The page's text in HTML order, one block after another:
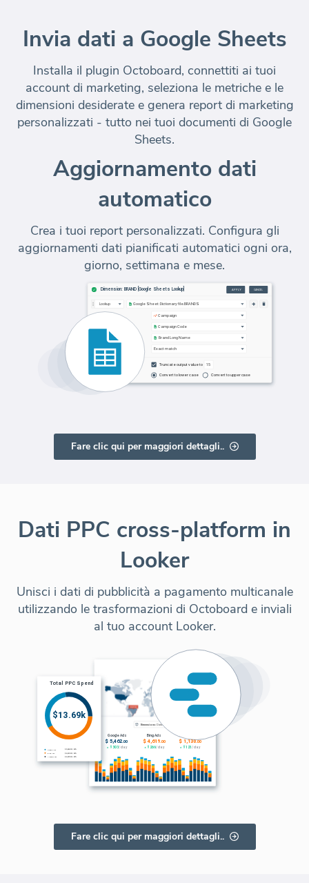
Invia dati a Google Sheets
Installa il plugin Octoboard, connettiti ai tuoi
account di marketing, seleziona le metriche e le
dimensioni desiderate e genera report di marketing
personalizzati - tutto nei tuoi documenti di Google
Sheets.
Aggiornamento dati
automatico
Crea i tuoi report personalizzati. Configura gli
aggiornamenti dati pianificati automatici ogni ora,
giorno, settimana e mese.
Fare clic qui per maggiori dettagli..
Dati PPC cross-platform in
Looker
Unisci i dati di pubblicità a pagamento multicanale
utilizzando le trasformazioni di Octoboard e inviali
al tuo account Looker.
Fare clic qui per maggiori dettagli..